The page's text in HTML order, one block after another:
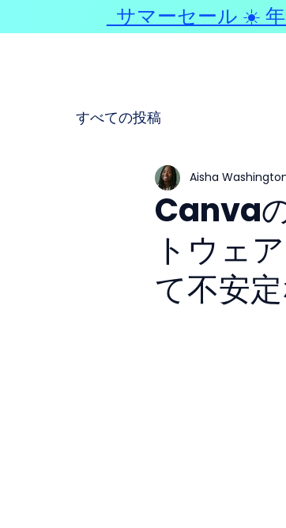
すべての投稿
Canva
トウェ
て不安
Aisha
サマーセール ☀️